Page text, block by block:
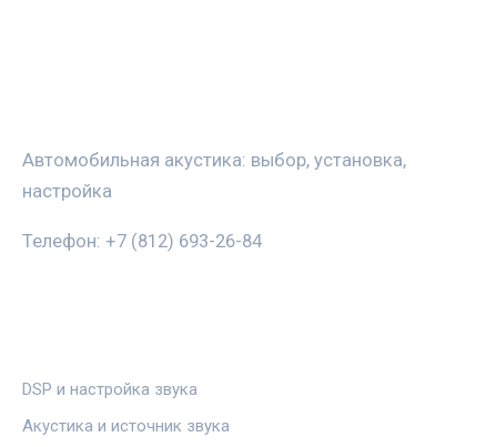
Автомобильная акустика: выбор, установка,
настройка
Телефон: +7 (812) 693-26-84
DSP и настройка звука
Акустика и источник звука